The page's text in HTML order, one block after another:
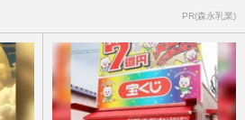
PR(森永乳業)